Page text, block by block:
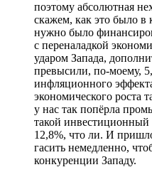
поэтому абсолютная
скажем, как это было в
нужно было
с переналадкой
ударом Запада,
превысили, по-моему,
инфляционного
экономического роста
у нас так попёрла
такой
12,8%, что ли. И
гасить немедленно,
конкуренции Западу.